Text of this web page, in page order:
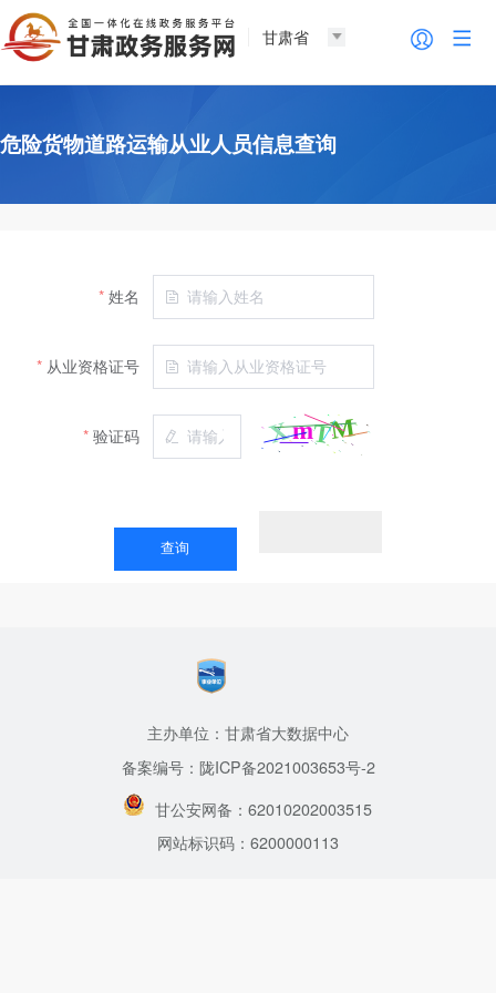
甘肃省
危险货物道路运输从业人员信息查询
姓名
从业资格证号
验证码
主办单位：甘肃省大数据中心
备案编号：陇ICP备2021003653号-2
甘公安网备：62010202003515
网站标识码：6200000113